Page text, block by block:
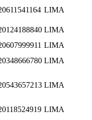
LIMA
LIMA
LIMA
LIMA
LIMA
LIMA